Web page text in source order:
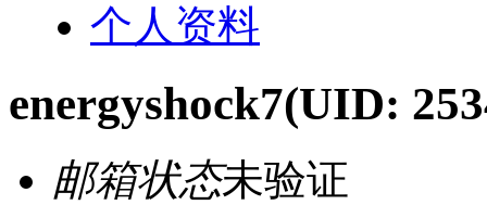
个人资料
energyshock7(UID:
邮箱状态未验证